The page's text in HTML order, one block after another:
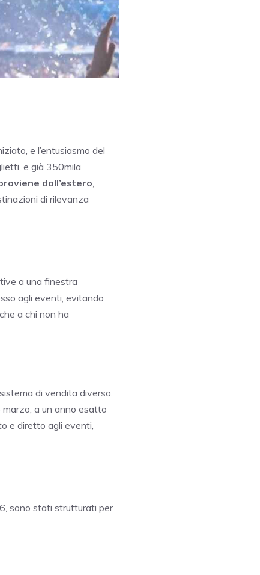
e l’entusiasmo del
e già 350mila
dall’estero
di rilevanza
a una finestra
agli eventi, evitando
a chi non ha
di vendita diverso.
a un anno esatto
e diretto agli eventi,
sono stati strutturati per